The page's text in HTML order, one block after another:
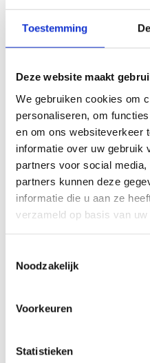
Toestemming
Deze website maakt
We gebruiken cookies om
personaliseren, om
en om ons websiteverkeer
informatie over uw gebruik
partners voor social
partners kunnen deze
informatie die u aan ze
verzameld op basis van
Noodzakelijk
Voorkeuren
Statistieken
Développée par des créateurs
Derrière STMNT se trouvent
apporte sa propre vision, son
qui va au delà du classique. Le
performance professionnelle et
Styling et soin avec du
STMNT propose à la fois des
gamme complète de soins pour
Descollections de styling
quotidien pour le nettoyage et
moderne.
barbershop comme à la
performance